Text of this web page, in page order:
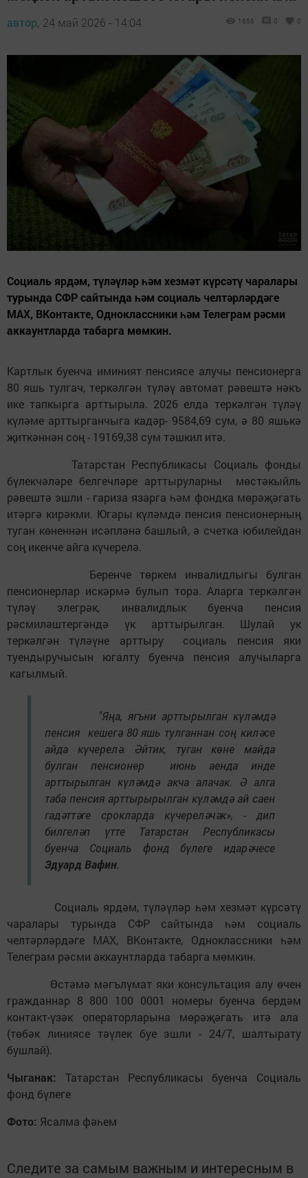
автор, 24 май 2026 - 14:04 1656 0 0
Социаль ярдәм, түләүләр һәм хезмәт күрсәтү чаралары
турында СФР сайтында һәм социаль челтәрләрдәге
MAX, ВКонтакте, Одноклассники һәм Телеграм рәсми
аккаунтларда табарга мөмкин.
Картлык буенча иминият пенсиясе алучы пенсионерга
80 яшь тулгач, теркәлгән түләү автомат рәвештә нәкъ
ике тапкырга арттырыла. 2026 елда теркәлгән түләү
күләме арттырганчыга кадәр- 9584,69 сум, ә 80 яшькә
җиткәннән соң - 19169,38 сум тәшкил итә.
Татарстан Республикасы Социаль фонды
бүлекчәләре белгечләре арттыруларны мөстәкыйль
рәвештә эшли - гариза язарга һәм фондка мөрәҗәгать
итәргә кирәкми. Югары күләмдә пенсия пенсионерның
туган көненнән исәпләнә башлый, ә счетка юбилейдан
соң икенче айга күчерелә.
Беренче төркем инвалидлыгы булган
пенсионерлар искәрмә булып тора. Аларга теркәлгән
түләү элегрәк, инвалидлык буенча пенсия
рәсмиләштергәндә үк арттырылган. Шулай ук
теркәлгән түләүне арттыру социаль пенсия яки
туендыручысын югалту буенча пенсия алучыларга
кагылмый.
"Яңа, ягъни арттырылган күләмдә
пенсия кешегә 80 яшь тулганнан соң киләсе
айда күчерелә. Әйтик, туган көне майда
булган пенсионер июнь аенда инде
арттырылган күләмдә акча алачак. Ә алга
таба пенсия арттырырылган күләмдә ай саен
гадәттәге срокларда күчереләчәк», - дип
билгеләп үтте Татарстан Республикасы
буенча Социаль фонд бүлеге идарәчесе
Эдуард Вафин.
Социаль ярдәм, түләүләр һәм хезмәт күрсәтү
чаралары турында СФР сайтында һәм социаль
челтәрләрдәге MAX, ВКонтакте, Одноклассники һәм
Телеграм рәсми аккаунтларда табарга мөмкин.
Өстәмә мәгълүмат яки консультация алу өчен
гражданнар 8 800 100 0001 номеры буенча бердәм
контакт-үзәк операторларына мөрәҗәгать итә ала
(төбәк линиясе тәүлек буе эшли - 24/7, шалтырату
бушлай).
Чыганак: Татарстан Республикасы буенча Социаль
фонд бүлеге
Фото: Ясалма фәһем
Следите за самым важным и интересным в